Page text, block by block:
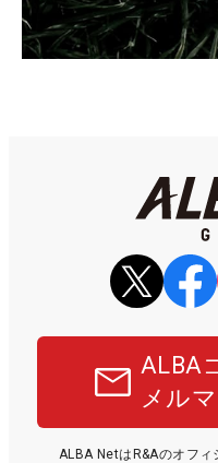
ALBA
メル
ALBA NetはR&Aのオフ